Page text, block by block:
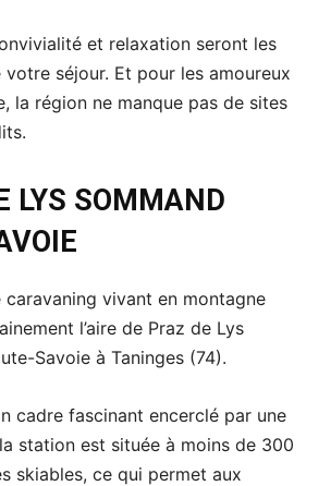
et relaxation seront les
séjour. Et pour les amoureux
la région ne manque pas de sites
LYS SOMMAND
caravaning vivant en montagne
l’aire de Praz de Lys
Savoie à Taninges (74).
cadre fascinant encerclé par une
station est située à moins de 300
skiables, ce qui permet aux